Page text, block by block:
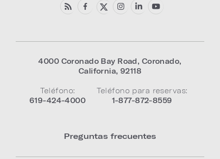
4000 Coronado Bay Road, Coronado,
California,92118
Teléfono:
619-424-4000
Teléfono para reservas:
1-877-872-8559
Preguntas frecuentes